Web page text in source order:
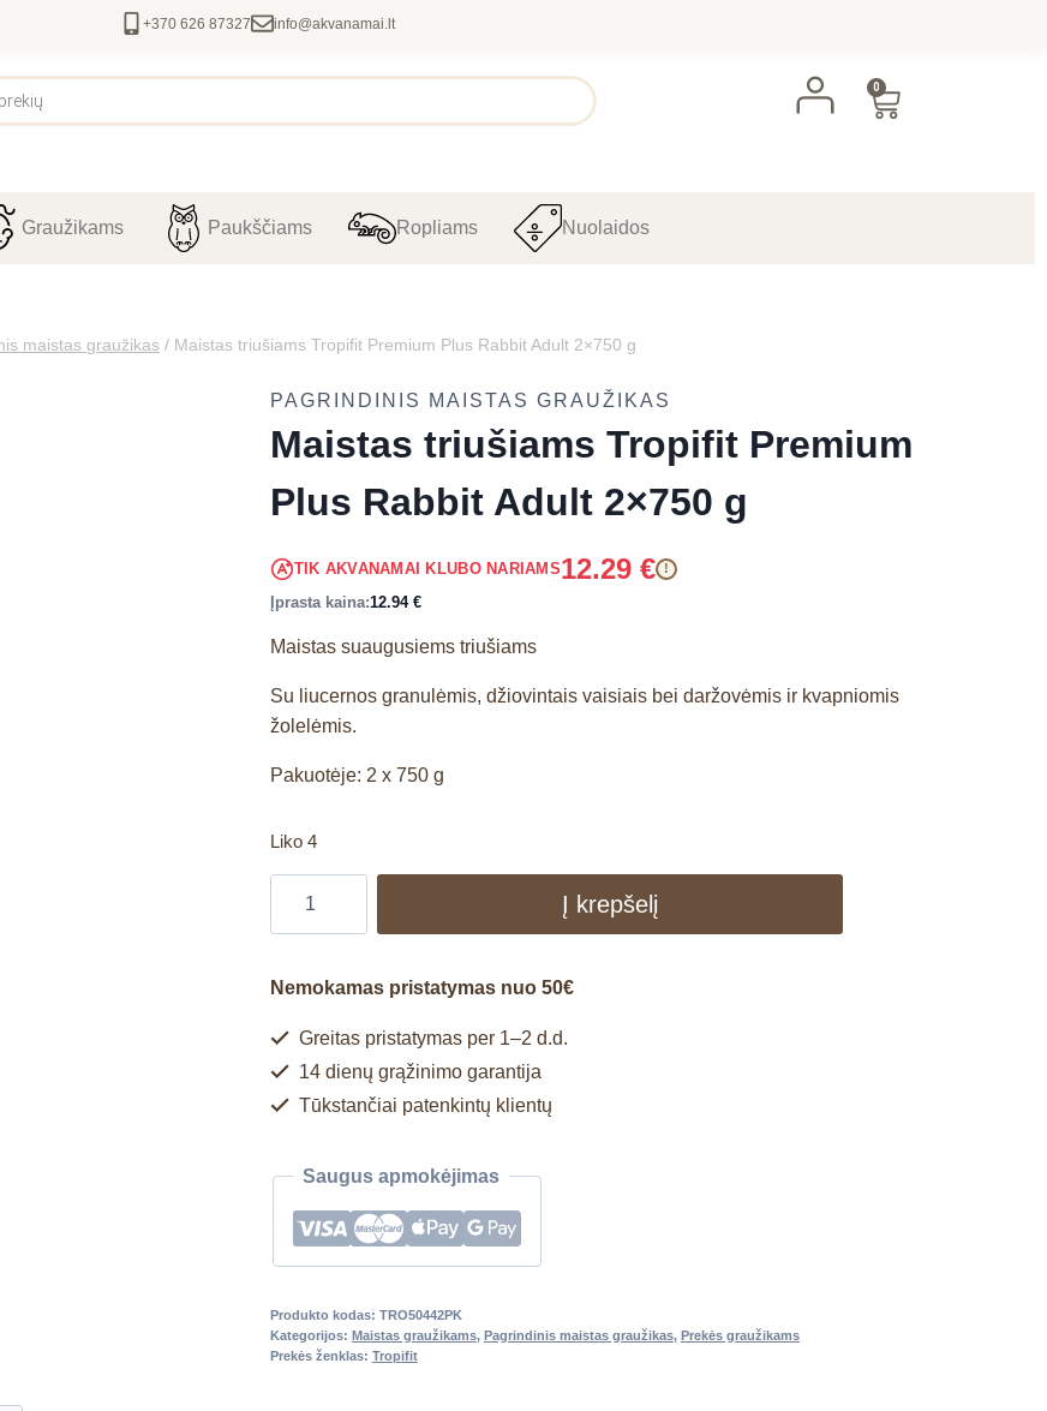
+370 626 87327 info@akvanamai.lt
0
Graužikams Paukščiams Ropliams Nuolaidos
maistas graužikas / Maistas triušiams Tropifit Premium Plus Rabbit Adult 2×750 g
PAGRINDINIS MAISTAS GRAUŽIKAS
Maistas triušiams Tropifit Premium
Plus Rabbit Adult 2×750 g
TIK AKVANAMAI KLUBO NARIAMS12.29 € !
Įprasta kaina:12.94 €
Maistas suaugusiems triušiams
Su liucernos granulėmis, džiovintais vaisiais bei daržovėmis ir kvapniomis
žolelėmis.
Pakuotėje: 2 x 750 g
Liko 4
Į krepšelį
Nemokamas pristatymas nuo 50€
Greitas pristatymas per 1–2 d.d.
14 dienų grąžinimo garantija
Tūkstančiai patenkintų klientų
Saugus apmokėjimas
Produkto kodas: TRO50442PK
Kategorijos: Maistas graužikams, Pagrindinis maistas graužikas, Prekės graužikams
Prekės ženklas: Tropifit